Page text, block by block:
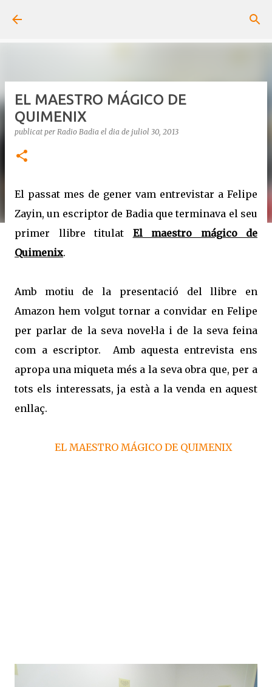
EL MAESTRO MÁGICO DE
QUIMENIX
publicat per Radio Badia el dia de juliol 30, 2013
El passat mes de gener vam entrevistar a Felipe
Zayin, un escriptor de Badia que terminava el seu
primer llibre titulat El maestro mágico de
Quimenix.
Amb motiu de la presentació del llibre en
Amazon hem volgut tornar a convidar en Felipe
per parlar de la seva novel·la i de la seva feina
com a escriptor. Amb aquesta entrevista ens
apropa una miqueta més a la seva obra que, per a
tots els interessats, ja està a la venda en aquest
enllaç.
EL MAESTRO MÁGICO DE QUIMENIX